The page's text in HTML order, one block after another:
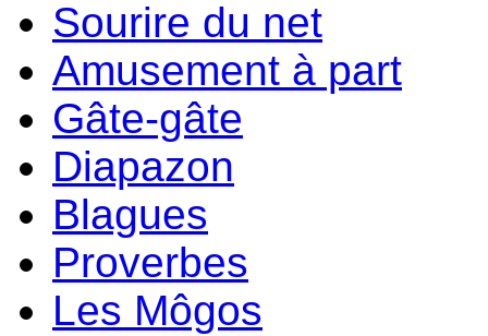
Sourire du net
Amusement à part
Gâte-gâte
Diapazon
Blagues
Proverbes
Les Môgos